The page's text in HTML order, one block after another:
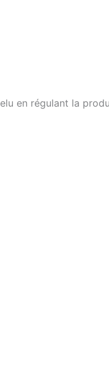
en régulant la